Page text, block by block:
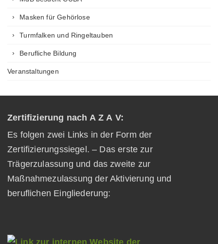
Masken für Gehörlose
Turmfalken und Ringeltauben
Berufliche Bildung
Veranstaltungen
Zertifizierung nach A Z A V:
Es folgen zwei Links in der Form der
Zertifizierungssiegel. – Das erste zur
Trägerzulassung und das zweite zur
Maßnahmezulassung der Aktivierung und
beruflichen Eingliederung: